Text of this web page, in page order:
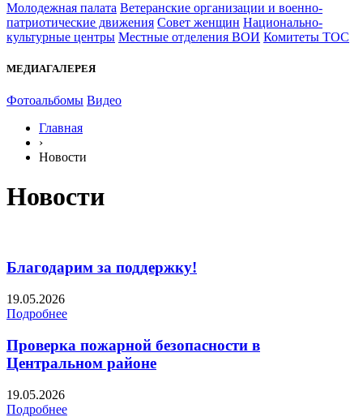
Молодежная палата Ветеранские организации и военно-
патриотические движения Совет женщин Национально-
культурные центры Местные отделения ВОИ Комитеты ТОС
МЕДИАГАЛЕРЕЯ
Фотоальбомы Видео
Главная
›
Новости
Новости
Благодарим за поддержку!
19.05.2026
Подробнее
Проверка пожарной безопасности в
Центральном районе
19.05.2026
Подробнее